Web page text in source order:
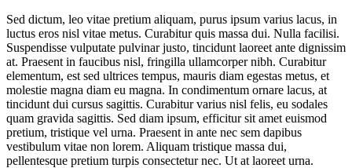
Sed dictum, leo vitae pretium aliquam, purus ipsum varius lacus, in
luctus eros nisl vitae metus. Curabitur quis massa dui. Nulla facilisi.
Suspendisse vulputate pulvinar justo, tincidunt laoreet ante dignissim
at. Praesent in faucibus nisl, fringilla ullamcorper nibh. Curabitur
elementum, est sed ultrices tempus, mauris diam egestas metus, et
molestie magna diam eu magna. In condimentum ornare lacus, at
tincidunt dui cursus sagittis. Curabitur varius nisl felis, eu sodales
quam gravida sagittis. Sed diam ipsum, efficitur sit amet euismod
pretium, tristique vel urna. Praesent in ante nec sem dapibus
vestibulum vitae non lorem. Aliquam tristique massa dui,
pellentesque pretium turpis consectetur nec. Ut at laoreet urna.